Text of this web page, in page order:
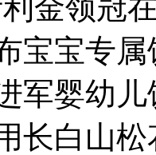
金领冠
宝宝专
军婴幼
长白山